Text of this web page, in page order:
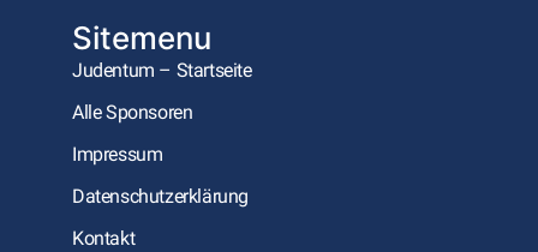
Sitemenu
Judentum – Startseite
Alle Sponsoren
Impressum
Datenschutzerklärung
Kontakt